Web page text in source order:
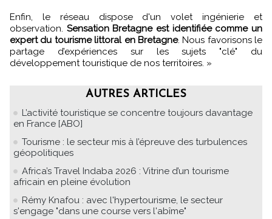
Enfin, le réseau dispose d'un volet ingénierie et
observation. Sensation Bretagne est identifiée comme un
expert du tourisme littoral en Bretagne. Nous favorisons le
partage d’expériences sur les sujets "clé" du
développement touristique de nos territoires. »
AUTRES ARTICLES
L’activité touristique se concentre toujours davantage
en France [ABO]
Tourisme : le secteur mis à l’épreuve des turbulences
géopolitiques
Africa’s Travel Indaba 2026 : Vitrine d’un tourisme
africain en pleine évolution
Rémy Knafou : avec l'hypertourisme, le secteur
s'engage "dans une course vers l'abîme"